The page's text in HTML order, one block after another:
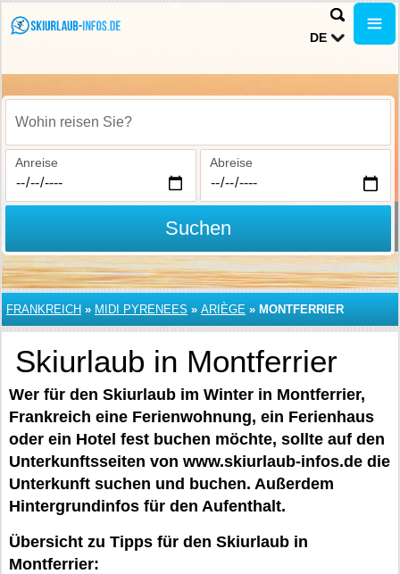
DE
Wohin reisen Sie?
Anreise Abreise
Suchen
FRANKREICH » MIDI PYRENEES » ARIÈGE » MONTFERRIER
Skiurlaub in Montferrier
Wer für den Skiurlaub im Winter in Montferrier,
Frankreich eine Ferienwohnung, ein Ferienhaus
oder ein Hotel fest buchen möchte, sollte auf den
Unterkunftsseiten von www.skiurlaub-infos.de die
Unterkunft suchen und buchen. Außerdem
Hintergrundinfos für den Aufenthalt.
Übersicht zu Tipps für den Skiurlaub in
Montferrier: